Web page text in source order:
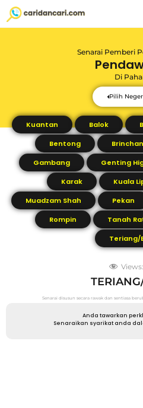
Senarai Pemberi
Di
Pilih
Kuantan Balok
Bentong
Gambang
Genting
Karak
Kuala
Muadzam Shah
Pekan
Rompin
Tanah
Teriang/
Views:
Senarai disusun secara rawak dan sentiasa
Anda tawarkan
Senaraikan syarikat anda